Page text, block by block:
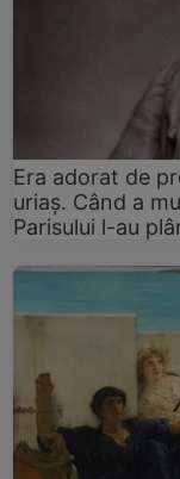
Era adorat de
uriaș. Când a
Parisului l-au